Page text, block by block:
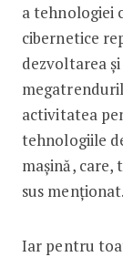
a tehnologiei
cibernetice
dezvoltarea
activitatea
tehnologiile
mașină,
sus menționat.
Iar pentru